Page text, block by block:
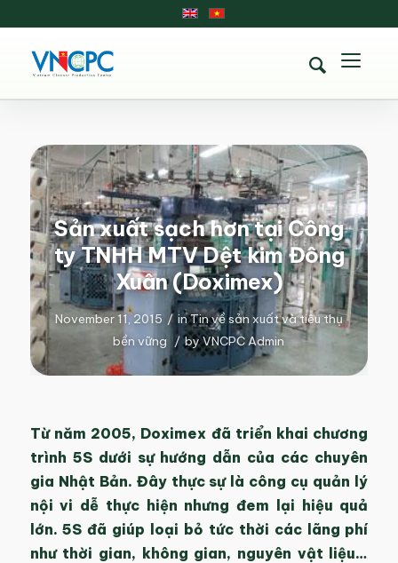
Sản xuất sạch hơn tại Công
ty TNHH MTV Dệt kim Đông
Xuân (Doximex)
November 11, 2015 / inTin về sản xuất và tiêu thụ
bền vững / byVNCPC Admin
Từ năm 2005, Doximex đã triển khai chương
trình 5S dưới sự hướng dẫn của các chuyên
gia Nhật Bản. Đây thực sự là công cụ quản lý
nội vi dễ thực hiện nhưng đem lại hiệu quả
lớn. 5S đã giúp loại bỏ tức thời các lãng phí
như thời gian, không gian, nguyên vật liệu…